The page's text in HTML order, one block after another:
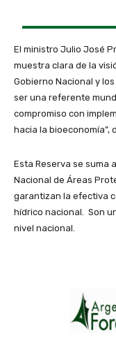
El ministro Julio José
muestra clara de la
Gobierno Nacional y
ser una referente
compromiso con
hacia la bioeconomía”,
Esta Reserva se suma
Nacional de Áreas
garantizan la efectiva
hídrico nacional. Son
nivel nacional.